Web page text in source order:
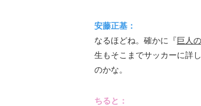
安藤正基：
なるほどね。確かに『巨人
生もそこまでサッカーに詳
のかな。
ちると：